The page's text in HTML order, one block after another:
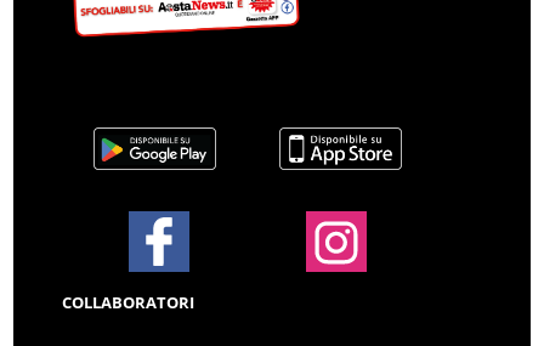
COLLABORATORI